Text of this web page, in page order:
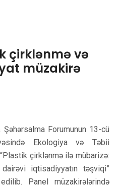
çirklənmə və
müzakirə
Şəhərsalma Forumunun 13-cü
Ekologiya və Təbii
çirklənmə ilə mübarizə:
iqtisadiyyatın təşviqi”
Panel müzakirələrində